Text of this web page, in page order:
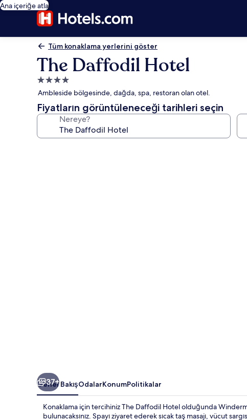
Ana içeriğe atla
Tüm konaklama yerlerini göster
The Daffodil Hotel
4.0
yıldızlı
konaklama
yeri
Ambleside bölgesinde, dağda, spa, restoran olan otel.
Fiyatların görüntüleneceği tarihleri seçin
Nereye?
37+
Genel BakışOdalarKonumPolitikalar
Konaklama için tercihiniz The Daffodil Hotel olduğunda
bulunacaksınız. Spayı ziyaret ederek sıcak taş masajı, vücut